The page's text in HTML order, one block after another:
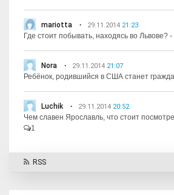
mariotta 29.11.2014 21:23
Где стоит побывать, находясь во Львове? -
Nora 29.11.2014 21:07
Ребёнок, родившийся в США станет
Luchik 29.11.2014 20:52
Чем славен Ярославль, что стоит
1
RSS